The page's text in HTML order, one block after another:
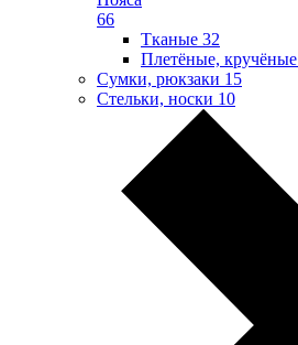
66
Тканые 32
Плетёные, кручёные
Сумки, рюкзаки 15
Стельки, носки 10